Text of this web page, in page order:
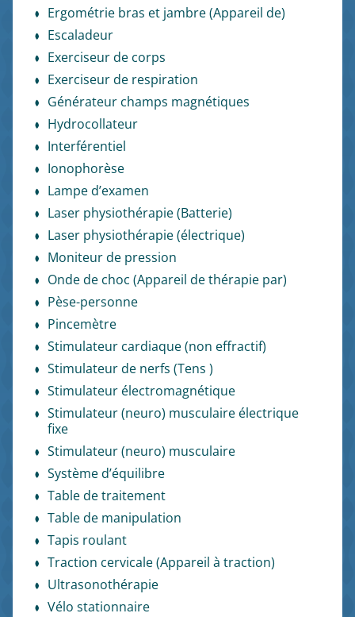
Ergométrie bras et jambre (Appareil de)
Escaladeur
Exerciseur de corps
Exerciseur de respiration
Générateur champs magnétiques
Hydrocollateur
Interférentiel
Ionophorèse
Lampe d’examen
Laser physiothérapie (Batterie)
Laser physiothérapie (électrique)
Moniteur de pression
Onde de choc (Appareil de thérapie par)
Pèse-personne
Pincemètre
Stimulateur cardiaque (non effractif)
Stimulateur de nerfs (Tens )
Stimulateur électromagnétique
Stimulateur (neuro) musculaire électrique
fixe
Stimulateur (neuro) musculaire
Système d’équilibre
Table de traitement
Table de manipulation
Tapis roulant
Traction cervicale (Appareil à traction)
Ultrasonothérapie
Vélo stationnaire